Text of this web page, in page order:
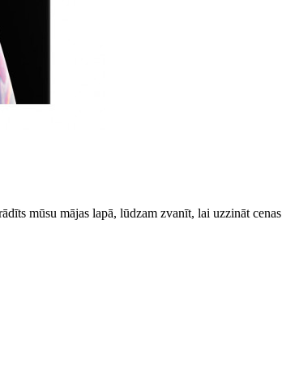
mūsu mājas lapā, lūdzam zvanīt, lai uzzināt cenas